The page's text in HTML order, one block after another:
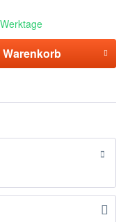
Warenkorb